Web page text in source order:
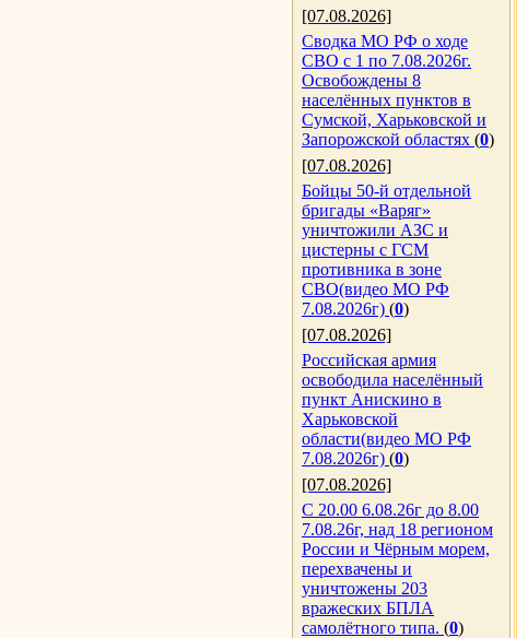
[07.08.2026]
Сводка МО РФ о ходе
СВО с 1 по 7.08.2026г.
Освобождены 8
населённых пунктов в
Сумской, Харьковской и
Запорожской областях (0)
[07.08.2026]
Бойцы 50-й отдельной
бригады «Варяг»
уничтожили АЗС и
цистерны с ГСМ
противника в зоне
СВО(видео МО РФ
7.08.2026г) (0)
[07.08.2026]
Российская армия
освободила населённый
пункт Анискино в
Харьковской
области(видео МО РФ
7.08.2026г) (0)
[07.08.2026]
С 20.00 6.08.26г до 8.00
7.08.26г, над 18 регионом
России и Чёрным морем,
перехвачены и
уничтожены 203
вражеских БПЛА
самолётного типа. (0)